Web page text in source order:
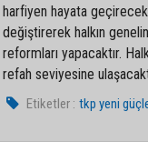
harfiyen hayata
değiştirerek halkın
reformları yapacaktır.
refah seviyesine
Etiketler : tkp yeni